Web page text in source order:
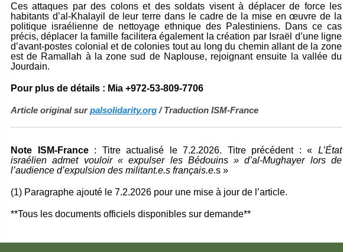
Ces attaques par des colons et des soldats visent à déplacer de force les
habitants d’al-Khalayil de leur terre dans le cadre de la mise en œuvre de la
politique israélienne de nettoyage ethnique des Palestiniens. Dans ce cas
précis, déplacer la famille facilitera également la création par Israël d’une ligne
d’avant-postes colonial et de colonies tout au long du chemin allant de la zone
est de Ramallah à la zone sud de Naplouse, rejoignant ensuite la vallée du
Jourdain.
Pour plus de détails : Mia +972-53-809-7706
Article original surpalsolidarity.org / Traduction ISM-France
Note ISM-France: Titre actualisé le 7.2.2026. Titre précédent : «L’État
israélien admet vouloir « expulser les Bédouins » d’al-Mughayer lors de
l’audience d’expulsion des militant.e.s français.e.s »
(1) Paragraphe ajouté le 7.2.2026 pour une mise à jour de l’article.
**Tous les documents officiels disponibles sur demande**